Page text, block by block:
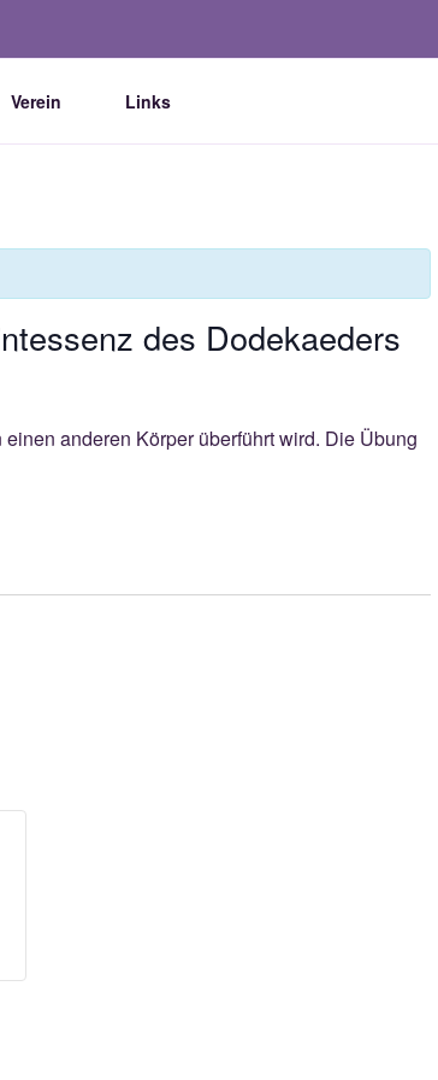
Verein Links
des Dodekaeders
anderen Körper überführt wird. Die Übung